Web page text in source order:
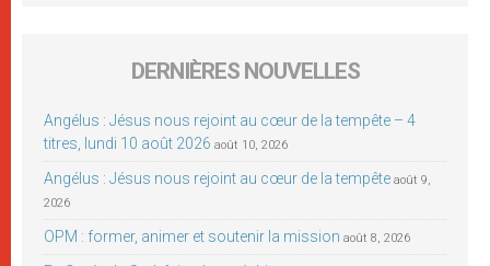
DERNIÈRES NOUVELLES
Angélus : Jésus nous rejoint au cœur de la tempête – 4
titres, lundi 10 août 2026 août 10, 2026
Angélus : Jésus nous rejoint au cœur de la tempête août 9,
2026
OPM : former, animer et soutenir la mission août 8, 2026